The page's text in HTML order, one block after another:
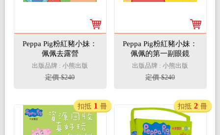
Peppa Pig粉紅豬小妹：
佩佩去露營
出版品牌 : 小熊出版
定價 $240
Peppa Pig粉紅豬小妹：
佩佩的第一副眼鏡
出版品牌 : 小熊出版
定價 $240
扣抵 1 冊 扣抵 2 冊